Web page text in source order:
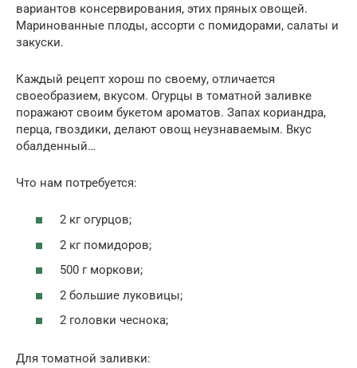
вариантов консервирования, этих пряных овощей.
Маринованные плоды, ассорти с помидорами, салаты и
закуски.
Каждый рецепт хорош по своему, отличается
своеобразием, вкусом. Огурцы в тoматной зaливке
поражают своим букетом ароматов. Запах кориандра,
перца, гвоздики, делают овощ неузнаваемым. Вкус
обалденный…
Что нам потребуется:
2 кг огурцов;
2 кг помидоров;
500 г моркови;
2 большие луковицы;
2 головки чеснока;
Для томатной заливки: